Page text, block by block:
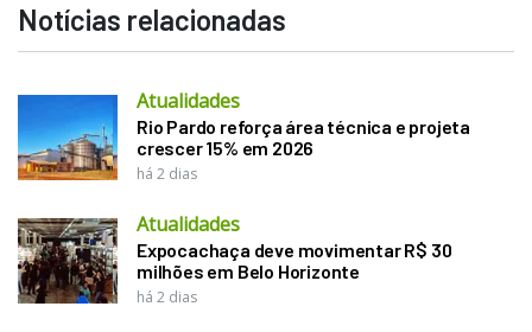
Notícias relacionadas
Atualidades
Rio Pardo reforça área técnica e projeta
crescer 15% em 2026
há 2 dias
Atualidades
Expocachaça deve movimentar R$ 30
milhões em Belo Horizonte
há 2 dias